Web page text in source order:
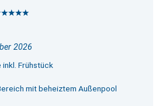
2026
inkl. Frühstück
mit beheiztem Außenpool